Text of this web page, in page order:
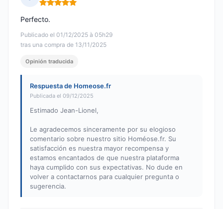
Nota: 5 de 5
Publicado el 01/12/2025 à 05h29
tras una compra de 13/11/2025
Perfecto.
Opinión traducida
Respuesta de Homeose.fr
Publicada el 09/12/2025
Estimado Jean-Lionel,
Le agradecemos sinceramente por su elogioso
comentario sobre nuestro sitio Homéose.fr. Su
satisfacción es nuestra mayor recompensa y
estamos encantados de que nuestra plataforma
haya cumplido con sus expectativas. No dude en
volver a contactarnos para cualquier pregunta o
sugerencia.